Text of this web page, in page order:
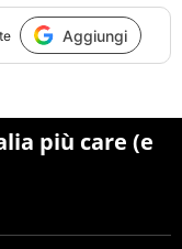
Aggiungi
più care (e